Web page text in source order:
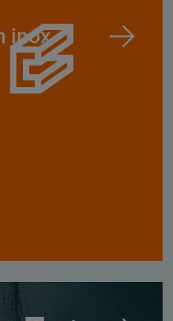
inox